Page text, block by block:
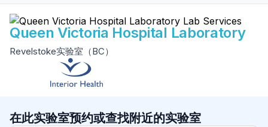
Queen Victoria Hospital Laboratory
Revelstoke实验室（BC）
在此实验室预约或查找附近的实验室